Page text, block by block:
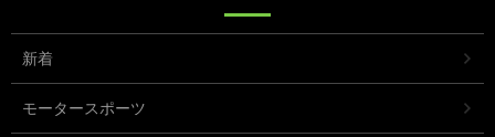
新着
モータースポーツ